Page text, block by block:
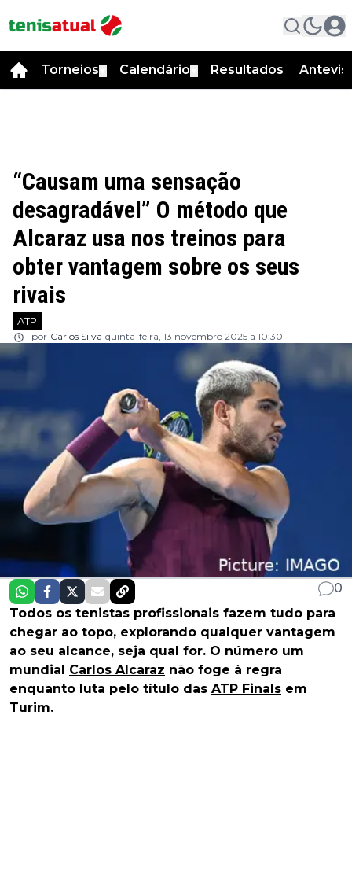
Torneios Calendário Resultados
“Causam uma sensação
desagradável” O método que
Alcaraz usa nos treinos para
obter vantagem sobre os seus
rivais
ATP
por Carlos Silva quinta-feira, 13 novembro 2025 a 10:30
0
Todos os tenistas profissionais fazem tudo para
chegar ao topo, explorando qualquer vantagem
ao seu alcance, seja qual for. O número um
mundial Carlos Alcaraz não foge à regra
enquanto luta pelo título das ATP Finals em
Turim.